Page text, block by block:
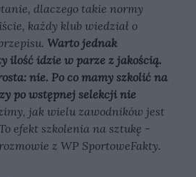
dlaczego takie normy
każdy klub wiedział o
Warto jednak
ilość idzie w parze z jakością.
nie. Po co mamy szkolić na
po wstępnej selekcji nie
jak wielu zawodników jest
efekt szkolenia na sztukę -
z WP SportoweFakty.